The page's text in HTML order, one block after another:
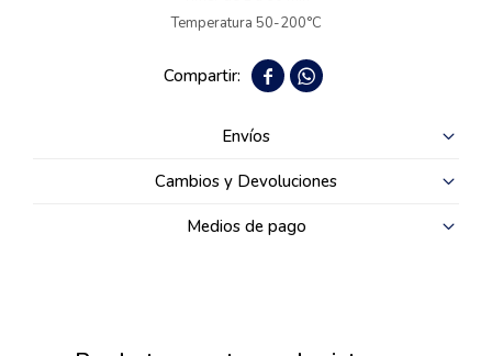
Temperatura 50-200°C
 
Envíos
Cambios y Devoluciones
Medios de pago